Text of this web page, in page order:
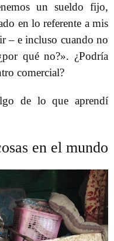
un sueldo fijo,
en lo referente a mis
– e incluso cuando no
qué no?». ¿Podría
comercial?
de lo que aprendí
en el mundo